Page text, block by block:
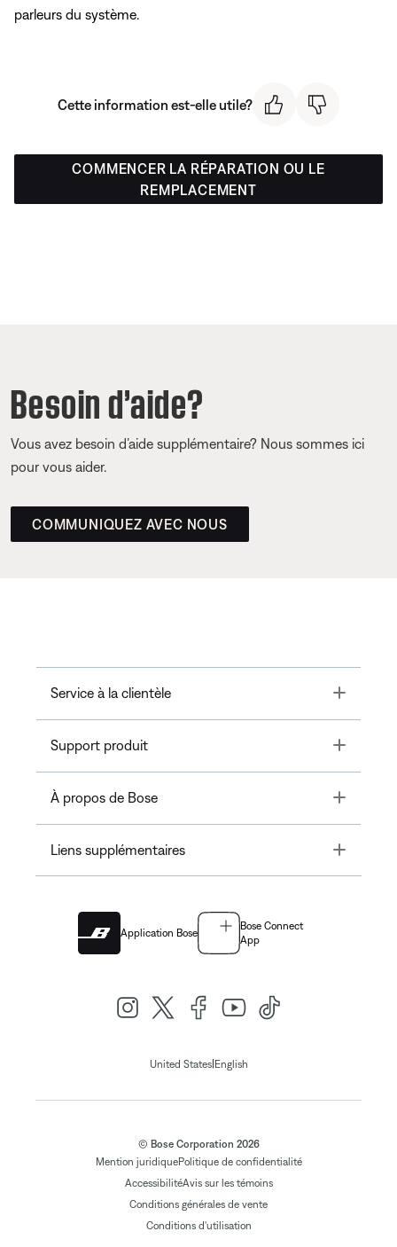
parleurs du système.
Cette information est-elle utile?
COMMENCER LA RÉPARATION OU LE
REMPLACEMENT
Besoin d’aide?
Vous avez besoin d’aide supplémentaire? Nous sommes ici
pour vous aider.
COMMUNIQUEZ AVEC NOUS
Service à la clientèle Toggle
Support produit Toggle
À propos de Bose Toggle
Liens supplémentaires Toggle
Application Bose
Bose Connect
App
United States| English
© Bose Corporation 2026
Mention juridiquePolitique de confidentialité
AccessibilitéAvis sur les témoins
Conditions générales de vente
Conditions d'utilisation